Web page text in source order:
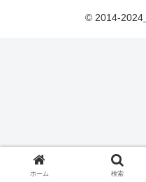
© 2014-2024
ホーム 検索